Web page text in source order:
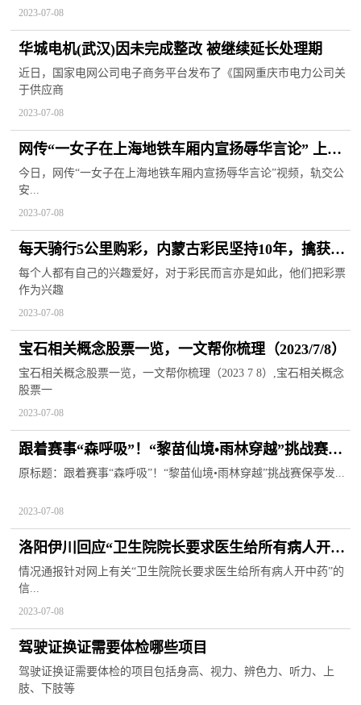
2023-07-08
华城电机(武汉)因未完成整改 被继续延长处理期
近日，国家电网公司电子商务平台发布了《国网重庆市电力公司关
于供应商
2023-07-08
网传“一女子在上海地铁车厢内宣扬辱华言论” 上海
轨交公安通报
今日，网传“一女子在上海地铁车厢内宣扬辱华言论”视频，轨交公
安...
2023-07-08
每天骑行5公里购彩，内蒙古彩民坚持10年，擒获大
乐透奖金1000万
每个人都有自己的兴趣爱好，对于彩民而言亦是如此，他们把彩票
作为兴趣
2023-07-08
宝石相关概念股票一览，一文帮你梳理（2023/7/8）
宝石相关概念股票一览，一文帮你梳理（2023 7 8）,宝石相关概念
股票一
2023-07-08
跟着赛事“森呼吸”！“黎苗仙境•雨林穿越”挑战赛保
亭发车
原标题：跟着赛事“森呼吸”！“黎苗仙境•雨林穿越”挑战赛保亭发...
2023-07-08
洛阳伊川回应“卫生院院长要求医生给所有病人开中
药”：涉事院长已被停职
情况通报针对网上有关“卫生院院长要求医生给所有病人开中药”的
信...
2023-07-08
驾驶证换证需要体检哪些项目
驾驶证换证需要体检的项目包括身高、视力、辨色力、听力、上
肢、下肢等